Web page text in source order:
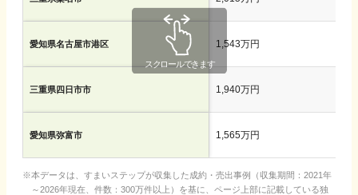
愛知県名古屋市港区 1,543万円
三重県四日市市 1,940万円
愛知県弥富市 1,565万円
本データは、すまいステップが収集した成約・売出事例（収集期間：2021年
～2026年現在、件数：300万件以上）を基に、ページ上部に記載している独